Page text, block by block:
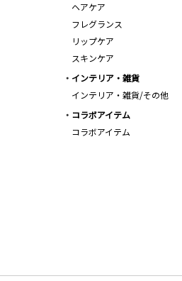
ヘアケア
フレグランス
リップケア
スキンケア
インテリア・雑貨
インテリア・雑貨/その他
コラボアイテム
コラボアイテム